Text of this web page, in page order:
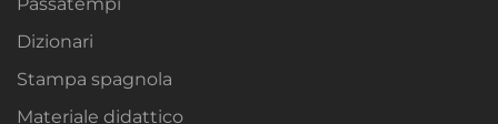
Dizionari
Stampa spagnola
Materiale didattico